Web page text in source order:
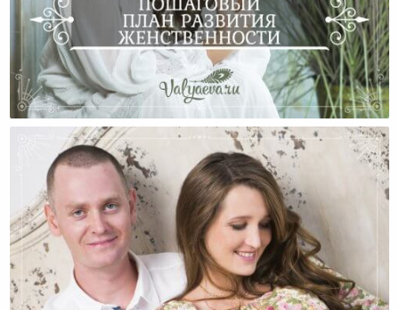
Советы, Как Развить В Себе Женственность